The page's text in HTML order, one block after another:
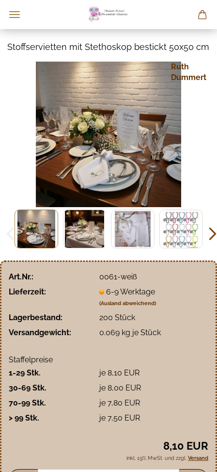
Stoffservietten mit Stethoskop bestickt 50x50 cm
Ruth
Dummert
Art.Nr.:
0061-weiß
Lieferzeit:
6-9 Werktage
(Ausland abweichend)
Lagerbestand: 200 Stück
Versandgewicht:
0.069kg je Stück
Staffelpreise
1-29 Stk.
je 8,10 EUR
30-69 Stk.
je 8,00 EUR
70-99 Stk.
je 7,80 EUR
> 99 Stk.
je 7,50 EUR
8,10 EUR
inkl. 19% MwSt. und zzgl. Versand